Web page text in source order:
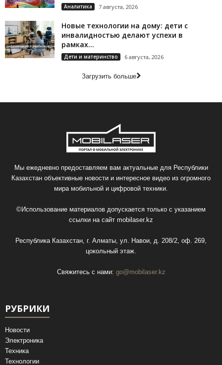
Аналитика 7 августа, 2026
Новые технологии на дому: дети с
инвалидностью делают успехи в
рамках...
Дети и материнство 6 августа, 2026
Загрузить больше
Мы ежедневно предоставляем вам актуальные для Республики
Казахстан объективные новости и интересное видео из огромного
мира мобильной и цифровой техники.
©Использование материалов допускается только с указанием
ссылки на сайт mobilaser.kz
Республика Казахстан, г. Алматы, ул. Навои, д. 208/2, оф. 269,
цокольный этаж.
Свяжитесь с нами: go@mobilaser.kz
РУБРИКИ
Новости
Электроника
Техника
Технологии